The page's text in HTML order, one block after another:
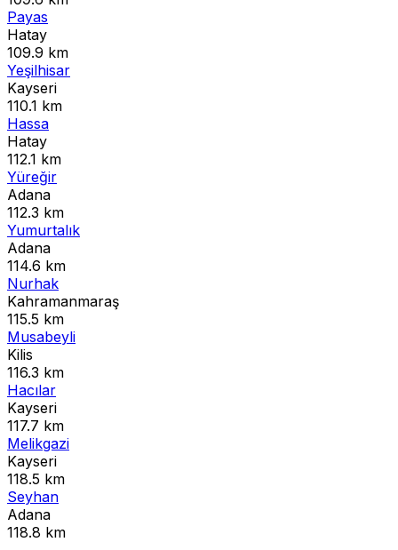
Payas
Hatay
109.9 km
Yeşilhisar
Kayseri
110.1 km
Hassa
Hatay
112.1 km
Yüreğir
Adana
112.3 km
Yumurtalık
Adana
114.6 km
Nurhak
Kahramanmaraş
115.5 km
Musabeyli
Kilis
116.3 km
Hacılar
Kayseri
117.7 km
Melikgazi
Kayseri
118.5 km
Seyhan
Adana
118.8 km